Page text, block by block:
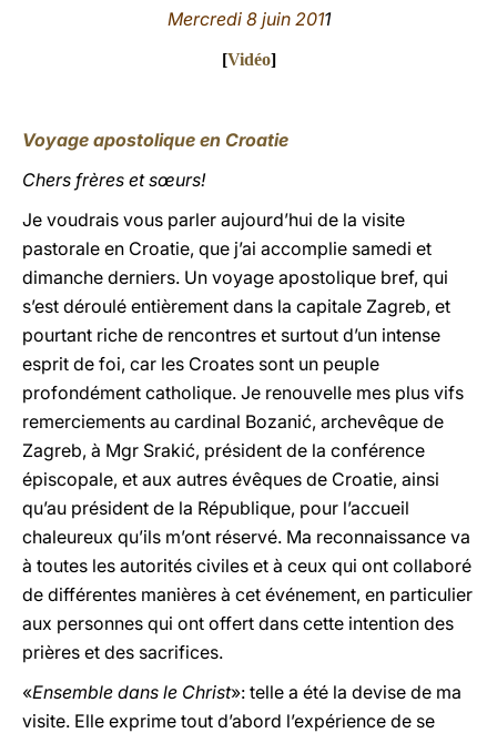
Mercredi 8 juin 2011
[Vidéo]
Voyage apostolique en Croatie
Chers frères et sœurs!
Je voudrais vous parler aujourd’hui de la visite
pastorale en Croatie, que j’ai accomplie samedi et
dimanche derniers. Un voyage apostolique bref, qui
s’est déroulé entièrement dans la capitale Zagreb, et
pourtant riche de rencontres et surtout d’un intense
esprit de foi, car les Croates sont un peuple
profondément catholique. Je renouvelle mes plus vifs
remerciements au cardinal Bozanić, archevêque de
Zagreb, à Mgr Srakić, président de la conférence
épiscopale, et aux autres évêques de Croatie, ainsi
qu’au président de la République, pour l’accueil
chaleureux qu’ils m’ont réservé. Ma reconnaissance va
à toutes les autorités civiles et à ceux qui ont collaboré
de différentes manières à cet événement, en particulier
aux personnes qui ont offert dans cette intention des
prières et des sacrifices.
«Ensemble dans le Christ»: telle a été la devise de ma
visite. Elle exprime tout d’abord l’expérience de se